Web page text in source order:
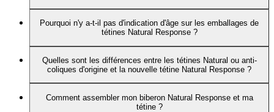
Pourquoi n'y a-t-il pas d'indication d'âge sur les emballages de
tétines Natural Response ?
Quelles sont les différences entre les tétines Natural ou anti-
coliques d'origine et la nouvelle tétine Natural Response ?
Comment assembler mon biberon Natural Response et ma
tétine ?